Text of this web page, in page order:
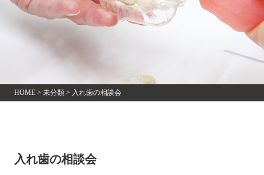
HOME> 未分類> 入れ歯の相談会
入れ歯の相談会